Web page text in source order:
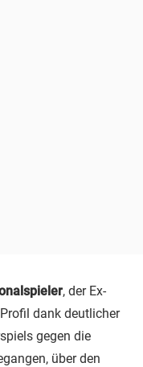
, der Ex-
dank deutlicher
gegen die
über den